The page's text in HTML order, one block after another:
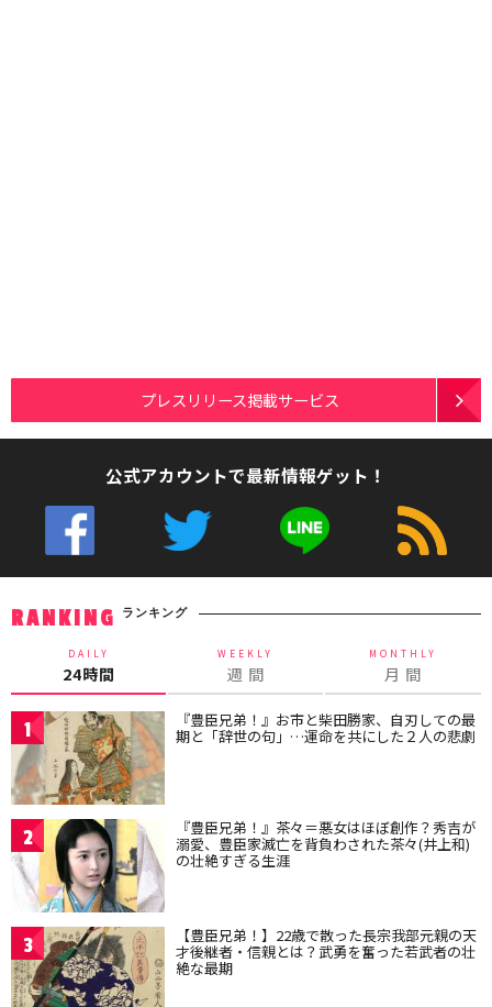
プレスリリース掲載サービス
公式アカウントで最新情報ゲット！
RANKING ランキング
DAILY
24時間
WEEKLY
週 間
MONTHLY
月 間
1 『豊臣兄弟！』お市と柴田勝家、自刃しての最
期と「辞世の句」…運命を共にした２人の悲劇
2 『豊臣兄弟！』茶々＝悪女はほぼ創作？秀吉が
溺愛、豊臣家滅亡を背負わされた茶々(井上和)
の壮絶すぎる生涯
3 【豊臣兄弟！】22歳で散った長宗我部元親の天
才後継者・信親とは？武勇を奮った若武者の壮
絶な最期